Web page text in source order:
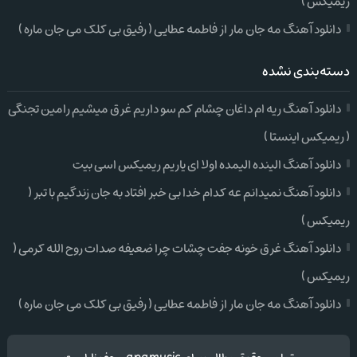
دانلود آهنگ مه جان مار از فاطمه عطایی ( رفیق بی کلک می جان ماره )
دسته‌بندی نشده
دانلود آهنگ ریه ام داغان چشام کم سو داریم غرق میشیم رامین تجنگی
( ریمیکس اینستا )
دانلود آهنگ الینده الیمده اولا ای یاریم ریمیکس اسی بیت
دانلود آهنگ نمیدانم عه کدام خدا بی خبر افتاد به جان زندگیم با تبر (
ریمیکس )
دانلود آهنگ غرق خونه جفت چشات چرا ضعیفه صدات روح الله کرمی (
ریمیکس )
دانلود آهنگ مه جان مار از فاطمه عطایی ( رفیق بی کلک می جان ماره )